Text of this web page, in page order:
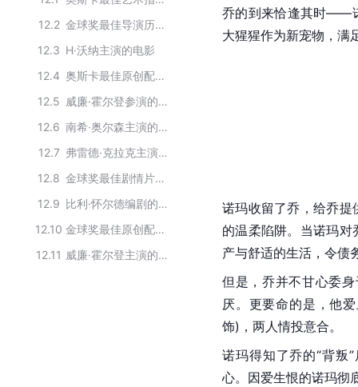
12.2
金球奖最佳导演历届获奖作品
12.3 H·沃纳主演的电影
12.4
奥斯卡最佳原创配乐历届获奖作品
12.5
威廉·霍尔登参演的影视作品
12.6
南希·奥尔森主演的电影
12.7
弗雷德·克拉克主演的电影
12.8
金球奖最佳剧情片历届获奖作品
12.9
比利·怀尔德编剧的作品
12.10
金球奖最佳原创配乐历届获奖作品
12.11
威廉·霍尔登主演的电影
乔的到来恰逢其时——
大猩猩作为新宠物，满
诺玛收留了乔，给乔提
的温柔陷阱。当诺玛
产与舒适的生活，令债
但是，乔并不甘心委
厌。更要命的是，他
饰)，两人情投意合。
诺玛得知了乔的“背叛
心。因爱生恨的诺玛彻